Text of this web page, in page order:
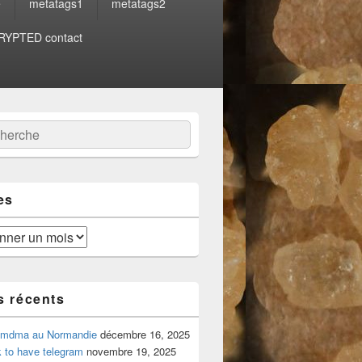
contact
récents
au Normandie décembre 16, 2025
to have telegram novembre 19, 2025